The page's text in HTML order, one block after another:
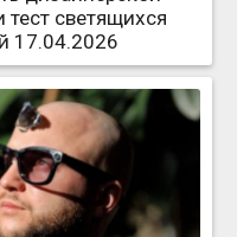
тест светящихся
17.04.2026